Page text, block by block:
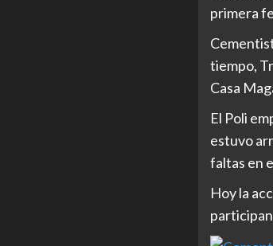
primera
tiempo,
Casa
El Poli
estuvo
faltas en
Hoy la